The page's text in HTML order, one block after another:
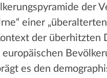
der
einer
der überhitzten
es den